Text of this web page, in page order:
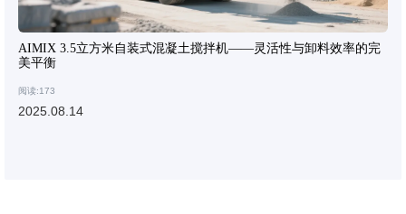
AIMIX 3.5立方米自装式混凝土搅拌机——灵活性与卸料效率的完
美平衡
阅读:173
2025.08.14